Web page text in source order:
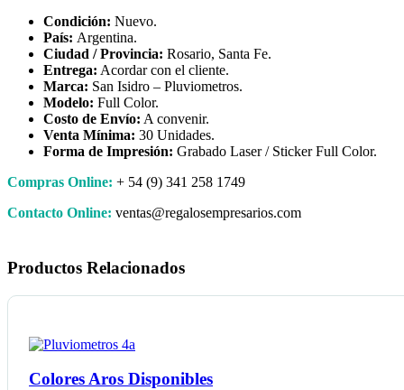
Condición: Nuevo.
País: Argentina.
Ciudad / Provincia: Rosario, Santa Fe.
Entrega: Acordar con el cliente.
Marca: San Isidro – Pluviometros.
Modelo: Full Color.
Costo de Envío: A convenir.
Venta Mínima: 30 Unidades.
Forma de Impresión: Grabado Laser / Sticker Full Color.
Compras Online: + 54 (9) 341 258 1749
Contacto Online: ventas@regalosempresarios.com
Productos Relacionados
Colores Aros Disponibles